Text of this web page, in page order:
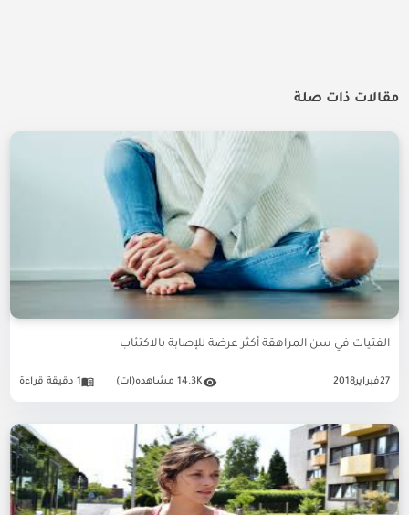
مقالات ذات صلة
الفتيات في سن المراهقة أكثر عرضة للإصابة بالاكتئاب
27فبراير2018 14.3K مشاهده(ات) 1 دقيقة قراءة